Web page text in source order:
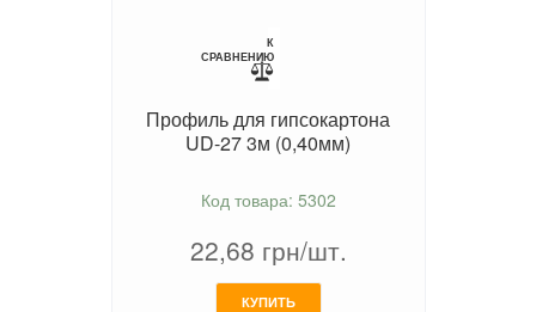
К
СРАВНЕНИЮ
Профиль для гипсокартона
UD-27 3м (0,40мм)
Код товара: 5302
22,68 грн/шт.
КУПИТЬ